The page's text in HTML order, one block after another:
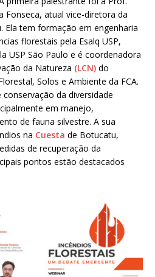
Fonseca, atual vice-diretora da
Ela tem formação em engenharia
florestais pela Esalq USP,
USP São Paulo e é coordenadora
da Natureza (LCN) do
Solos e Ambiente da FCA.
da diversidade
em manejo,
de fauna silvestre. A sua
na Cuesta de Botucatu,
de recuperação da
pontos estão destacados